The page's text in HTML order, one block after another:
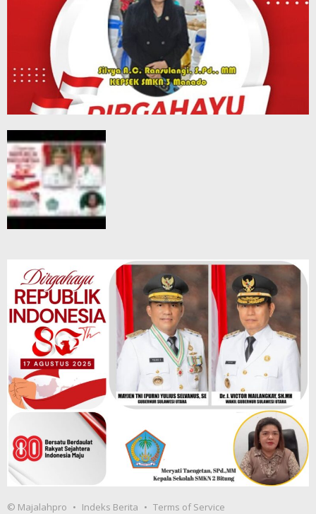
© Majalahpro Indeks Berita Terms of Service